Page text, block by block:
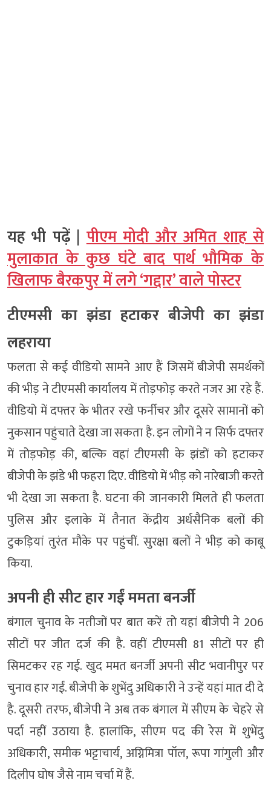
यह भी पढ़ें |पीएम मोदी और अमित शाह से
मुलाकात के कुछ घंटे बाद पार्थ भौमिक के
खिलाफ बैरकपुर में लगे ‘गद्दार’ वाले पोस्टर
टीएमसी का झंडा हटाकर बीजेपी का झंडा
लहराया
फलता से कई वीडियो सामने आए हैं जिसमें बीजेपी समर्थकों
की भीड़ ने टीएमसी कार्यालय में तोड़फोड़ करते नजर आ रहे हैं.
वीडियो में दफ्तर के भीतर रखे फर्नीचर और दूसरे सामानों को
नुकसान पहुंचाते देखा जा सकता है. इन लोगों ने न सिर्फ दफ्तर
में तोड़फोड़ की, बल्कि वहां टीएमसी के झंडों को हटाकर
बीजेपी के झंडे भी फहरा दिए. वीडियो में भीड़ को नारेबाजी करते
भी देखा जा सकता है. घटना की जानकारी मिलते ही फलता
पुलिस और इलाके में तैनात केंद्रीय अर्धसैनिक बलों की
टुकड़ियां तुरंत मौके पर पहुंचीं. सुरक्षा बलों ने भीड़ को काबू
किया.
अपनी ही सीट हार गईं ममता बनर्जी
बंगाल चुनाव के नतीजों पर बात करें तो यहां बीजेपी ने 206
सीटों पर जीत दर्ज की है. वहीं टीएमसी 81 सीटों पर ही
सिमटकर रह गई. खुद ममत बनर्जी अपनी सीट भवानीपुर पर
चुनाव हार गईं. बीजेपी के शुभेंदु अधिकारी ने उन्हें यहां मात दी दे
है. दूसरी तरफ, बीजेपी ने अब तक बंगाल में सीएम के चेहरे से
पर्दा नहीं उठाया है. हालांकि, सीएम पद की रेस में शुभेंदु
अधिकारी, समीक भट्टाचार्य, अग्निमित्रा पॉल, रूपा गांगुली और
दिलीप घोष जैसे नाम चर्चा में हैं.